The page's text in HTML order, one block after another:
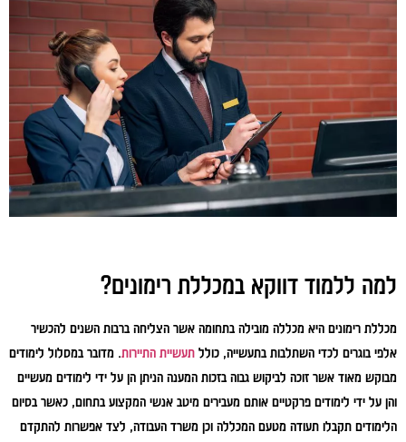
למה ללמוד דווקא במכללת רימונים?
מכללת רימונים היא מכללה מובילה בתחומה אשר הצליחה ברבות השנים להכשיר
אלפי בוגרים לכדי השתלבות בתעשייה, כולל תעשיית התיירות. מדובר במסלול לימודים
מבוקש מאוד אשר זוכה לביקוש גבוה בזכות המענה הניתן הן על ידי לימודים מעשיים
והן על ידי לימודים פרקטיים אותם מעבירים מיטב אנשי המקצוע בתחום, כאשר בסיום
הלימודים תקבלו תעודה מטעם המכללה וכן משרד העבודה, לצד אפשרות להתקדם